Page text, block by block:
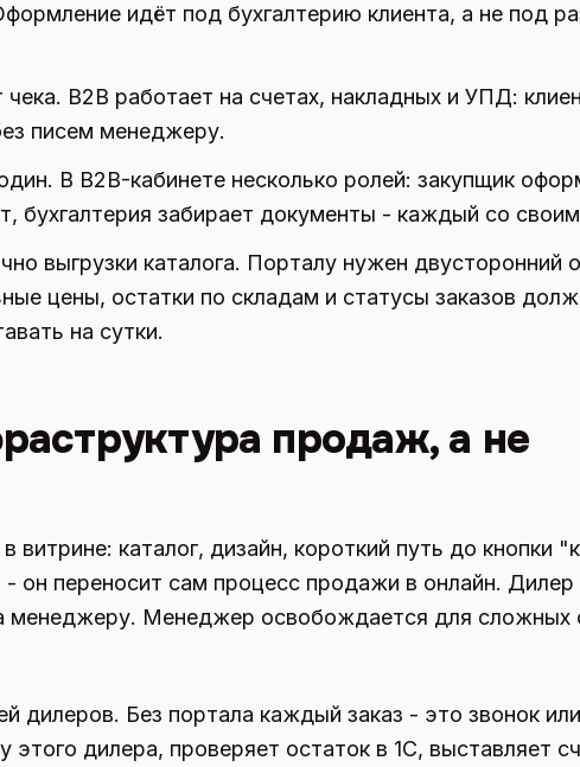
идёт под бухгалтерию клиента, а не под
чека. B2B работает на счетах, накладных и УПД:
писем менеджеру.
В B2B-кабинете несколько ролей: закупщик
бухгалтерия забирает документы - каждый со
выгрузки каталога. Порталу нужен двусторонний
цены, остатки по складам и статусы заказов
на сутки.
продаж, а не
витрине: каталог, дизайн, короткий путь до кнопки
он переносит сам процесс продажи в онлайн. Дилер
менеджеру. Менеджер освобождается для сложных
дилеров. Без портала каждый заказ - это звонок
дилера, проверяет остаток в 1С, выставляет